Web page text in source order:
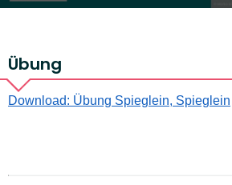
Übung
Download: Übung Spieglein, Spieglein